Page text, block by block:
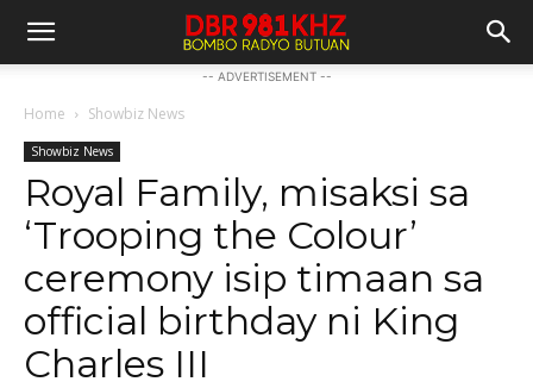
-- ADVERTISEMENT --
Home Showbiz News
Showbiz News
Royal Family, misaksi sa
‘Trooping the Colour’
ceremony isip timaan sa
official birthday ni King
Charles III